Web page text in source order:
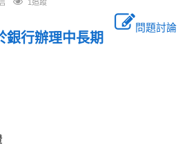
1追蹤
問題討論
銀行辦理中長期